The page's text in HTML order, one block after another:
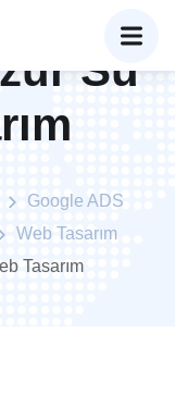
Su
Google ADS
Web Tasarım
Tasarım